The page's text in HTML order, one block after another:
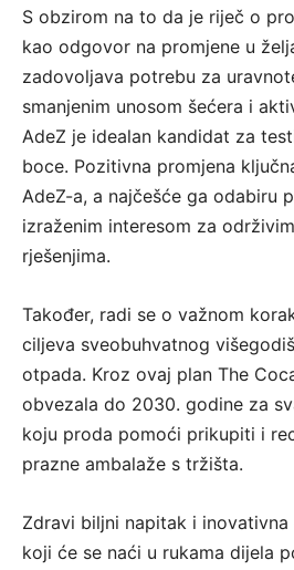
S obzirom na to da je riječ o
kao odgovor na promjene u
zadovoljava potrebu za
smanjenim unosom šećera i
AdeZ je idealan kandidat za
boce. Pozitivna promjena
AdeZ-a, a najčešće ga odabiru
izraženim interesom za
rješenjima.
Također, radi se o važnom
ciljeva sveobuhvatnog
otpada. Kroz ovaj plan The
obvezala do 2030. godine za
koju proda pomoći prikupiti i
prazne ambalaže s tržišta.
Zdravi biljni napitak i
koji će se naći u rukama dijela